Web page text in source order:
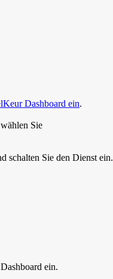
Dashboard ein.
Sie
schalten Sie den Dienst ein.
ein.